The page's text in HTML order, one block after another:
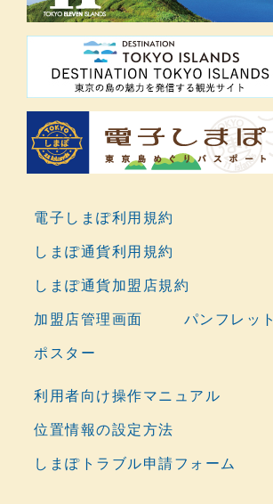
電子しまぽ利用規約
しまぽ通貨利用規約
しまぽ通貨加盟店規約
加盟店管理画面
パンフレット
ポスター
利用者向け操作マニュアル
位置情報の設定方法
しまぽトラブル申請フォーム